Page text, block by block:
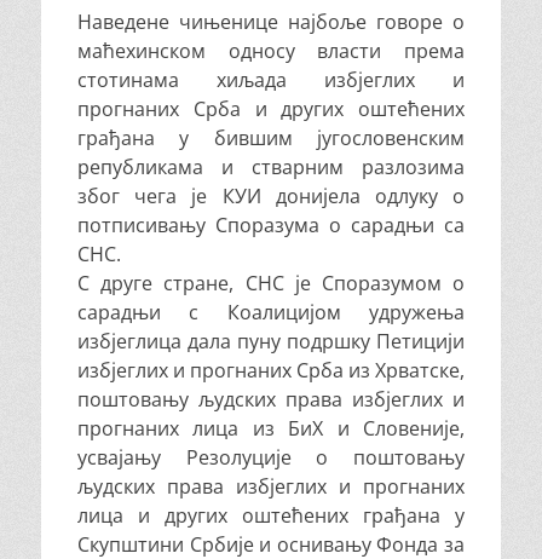
Наведене чињенице најбоље говоре о
маћехинском односу власти према
стотинама хиљада избјеглих и
прогнаних Срба и других оштећених
грађана у бившим југословенским
републикама и стварним разлозима
због чега је КУИ донијела одлуку о
потписивању Споразума о сарадњи са
СНС.
С друге стране, СНС је Споразумом о
сарадњи с Коалицијом удружења
избјеглица дала пуну подршку Петицији
избјеглих и прогнаних Срба из Хрватске,
поштовању људских права избјеглих и
прогнаних лица из БиХ и Словеније,
усвајању Резолуције о поштовању
људских права избјеглих и прогнаних
лица и других оштећених грађана у
Скупштини Србије и оснивању Фонда за